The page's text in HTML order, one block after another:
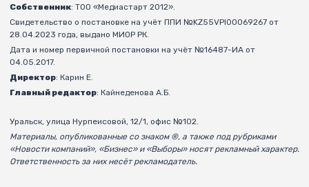
Собственник: ТОО «Медиастарт 2012».
Свидетельство о постановке на учёт ППИ №KZ55VPI00069267 от
28.04.2023 года, выдано МИОР РК.
Дата и номер первичной постановки на учёт №16487-ИА от
04.05.2017.
Директор: Карин Е.
Главный редактор: Кайнеденова А.Б.
Уральск, улица Нурпеисовой, 12/1, офис №102.
Материалы, опубликованные со знаком ®, а также под рубриками
«Новости компаний», «Бизнес» и «Выборы» носят рекламный характер.
Ответственность за них несёт рекламодатель.